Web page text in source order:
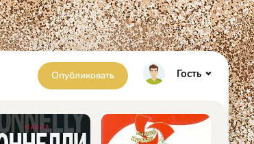
Опубликовать Гость